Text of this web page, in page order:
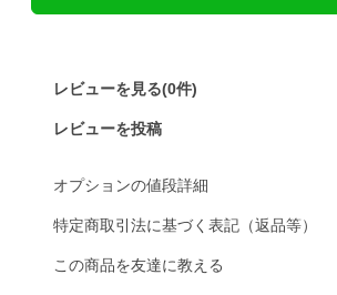
レビューを見る(0件)
レビューを投稿
オプションの値段詳細
特定商取引法に基づく表記（返品等）
この商品を友達に教える